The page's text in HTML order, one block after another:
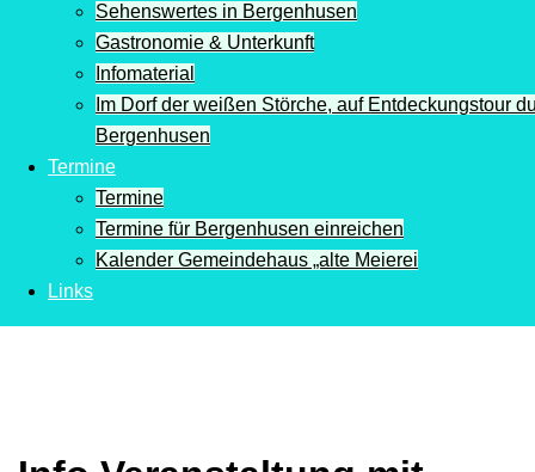
Sehenswertes in Bergenhusen
Gastronomie & Unterkunft
Infomaterial
Im Dorf der weißen Störche, auf Entdeckungstour
Bergenhusen
Termine
Termine
Termine für Bergenhusen einreichen
Kalender Gemeindehaus „alte Meierei
Links